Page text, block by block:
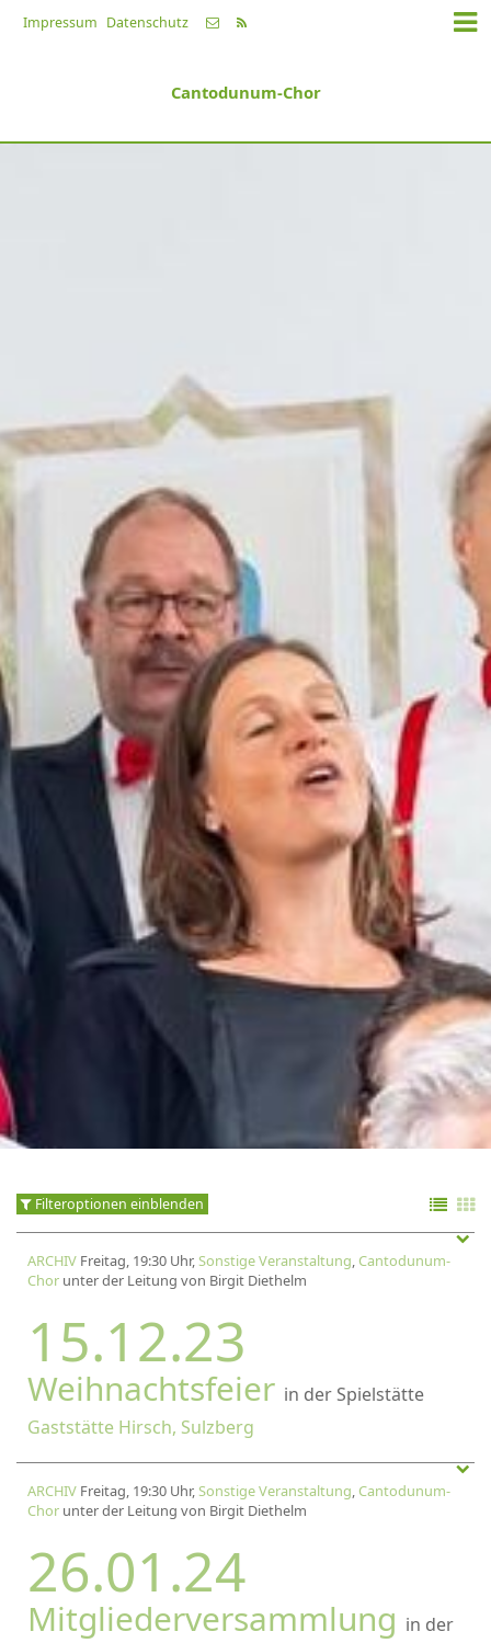
Impressum Datenschutz
Cantodunum-Chor
Filteroptionen einblenden
ARCHIV Freitag, 19:30 Uhr,Sonstige Veranstaltung,Cantodunum-
Chor unter der Leitung von Birgit Diethelm
15.12.23
Weihnachtsfeier in der Spielstätte
Gaststätte Hirsch, Sulzberg
ARCHIV Freitag, 19:30 Uhr,Sonstige Veranstaltung,Cantodunum-
Chor unter der Leitung von Birgit Diethelm
26.01.24
Mitgliederversammlung in der